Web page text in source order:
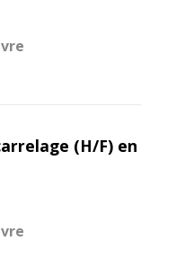
(H/F) en